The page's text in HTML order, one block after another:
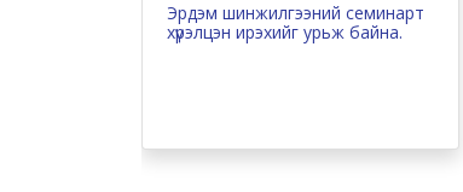
Эрдэм шинжилгээний семинарт
хүрэлцэн ирэхийг урьж байна.